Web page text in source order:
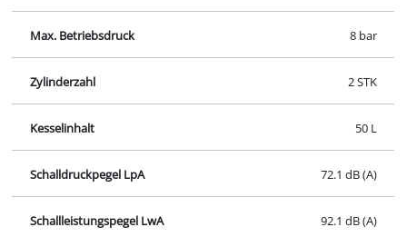
Max. Betriebsdruck 8 bar
Zylinderzahl 2 STK
Kesselinhalt 50 L
Schalldruckpegel LpA 72.1 dB (A)
Schallleistungspegel LwA 92.1 dB (A)